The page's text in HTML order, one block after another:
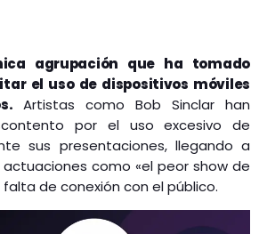
agrupación que ha tomado
el uso de dispositivos móviles
Artistas como Bob Sinclar han
por el uso excesivo de
sus presentaciones, llegando a
como «el peor show de
de conexión con el público.